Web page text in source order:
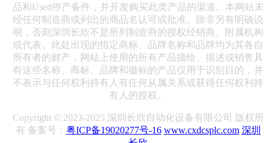
品和Used停产备件，并开发购买此类产品的渠道。本网站未
经任何制造商或列出的商品名认可或批准。除非另有明确说
明，否则深圳长欣不是所列制造商的授权经销商、附属机构
或代表。此处出现的指定商标、品牌名称和品牌均为其各自
所有者的财产，网站上使用的所有产品描绘、描述或销售具
有这些名称、商标、品牌和徽标的产品仅用于识别目的，并
不表示与任何权利持有人有任何从属关系或获得任何权利持
有人的授权。
Copyright © 2023-2025 深圳长欣自动化设备有限公司 版权所
有 备案号： 粤ICP备19020277号-16 www.cxdcsplc.com 深圳